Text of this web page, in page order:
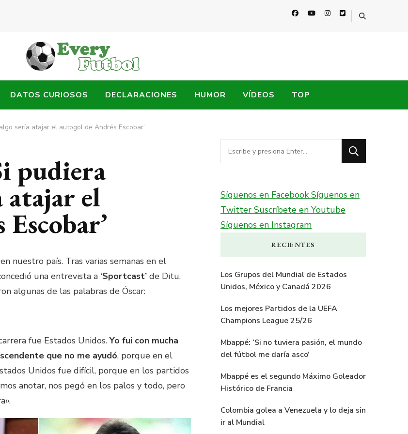
DATOS CURIOSOS DECLARACIONES HUMOR VÍDEOS TOP
sería atajar el autogol de Andrés Escobar’
pudiera
atajar el
nuestro país. Tras varias semanas en el
una entrevista a ‘Sportcast’ de Ditu,
algunas de las palabras de Óscar:
fue Estados Unidos.Yo fui con mucha
que no me ayudó, porque en el
Unidos fue difícil, porque en los partidos
anotar, nos pegó en los palos y todo, pero
¿Buscas
algo?
Síguenos en FacebookSíguenos en
Twitter Suscríbete en Youtube
Síguenos en Instagram
RECIENTES
Los Grupos del Mundial de Estados
Unidos, México y Canadá 2026
Los mejores Partidos de la UEFA
Champions League 25/26
Mbappé: ‘Si no tuviera pasión, el mundo
del fútbol me daría asco’
Mbappé es el segundo Máximo Goleador
Histórico de Francia
Colombia golea a Venezuela y lo deja sin
ir al Mundial